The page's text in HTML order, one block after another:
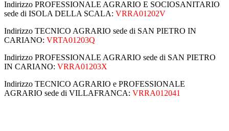
Indirizzo PROFESSIONALE AGRARIO E SOCIOSANITARIO
sede di ISOLA DELLA SCALA: VRRA01202V
Indirizzo TECNICO AGRARIO sede di SAN PIETRO IN
CARIANO: VRTA01203Q
Indirizzo PROFESSIONALE AGRARIO sede di SAN PIETRO
IN CARIANO: VRRA01203X
Indirizzo TECNICO AGRARIO e PROFESSIONALE
AGRARIO sede di VILLAFRANCA: VRRA012041